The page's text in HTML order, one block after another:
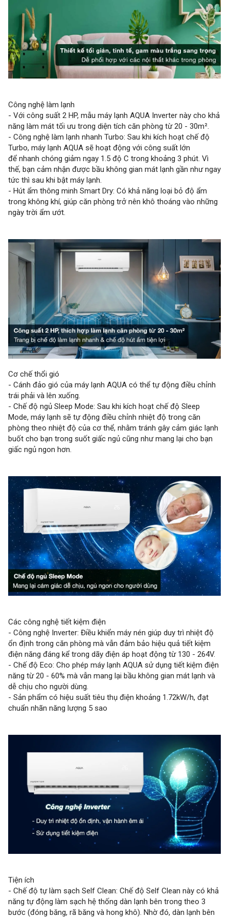
Công nghệ làm lạnh
- Với công suất 2 HP, mẫu máy lạnh AQUA Inverter này cho khả
năng làm mát tối ưu trong diện tích căn phòng từ 20 - 30m².
- Công nghệ làm lạnh nhanh Turbo: Sau khi kích hoạt chế độ
Turbo, máy lạnh AQUA sẽ hoạt động với công suất lớn
để nhanh chóng giảm ngay 1.5 độ C trong khoảng 3 phút. Vì
thế, bạn cảm nhận được bầu không gian mát lạnh gần như ngay
tức thì sau khi bật máy lạnh.
- Hút ẩm thông minh Smart Dry: Có khả năng loại bỏ độ ẩm
trong không khí, giúp căn phòng trở nên khô thoáng vào những
ngày trời ẩm ướt.
Cơ chế thổi gió
- Cánh đảo gió của máy lạnh AQUA có thể tự động điều chỉnh
trái phải và lên xuống.
- Chế độ ngủ Sleep Mode: Sau khi kích hoạt chế độ Sleep
Mode, máy lạnh sẽ tự động điều chỉnh nhiệt độ trong căn
phòng theo nhiệt độ của cơ thể, nhằm tránh gây cảm giác lạnh
buốt cho bạn trong suốt giấc ngủ cũng như mang lại cho bạn
giấc ngủ ngon hơn.
Các công nghệ tiết kiệm điện
- Công nghệ Inverter: Điều khiển máy nén giúp duy trì nhiệt độ
ổn định trong căn phòng mà vẫn đảm bảo hiệu quả tiết kiệm
điện năng đáng kể trong dãy điện áp hoạt động từ 130 - 264V.
- Chế độ Eco: Cho phép máy lạnh AQUA sử dụng tiết kiệm điện
năng từ 20 - 60% mà vẫn mang lại bầu không gian mát lạnh và
dễ chịu cho người dùng.
- Sản phẩm có hiệu suất tiêu thụ điện khoảng 1.72kW/h, đạt
chuẩn nhãn năng lượng 5 sao
Tiện ích
- Chế độ tự làm sạch Self Clean: Chế độ Self Clean này có khả
năng tự động làm sạch hệ thống dàn lạnh bên trong theo 3
bước (đóng băng, rã băng và hong khô). Nhờ đó, dàn lạnh bên